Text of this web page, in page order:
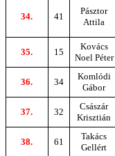
34. 41
Pásztor
Attila
35. 15
Kovács
Noel Péter
36. 34
Komlódi
Gábor
37. 32
Császár
Krisztián
38. 61
Takács
Gellért